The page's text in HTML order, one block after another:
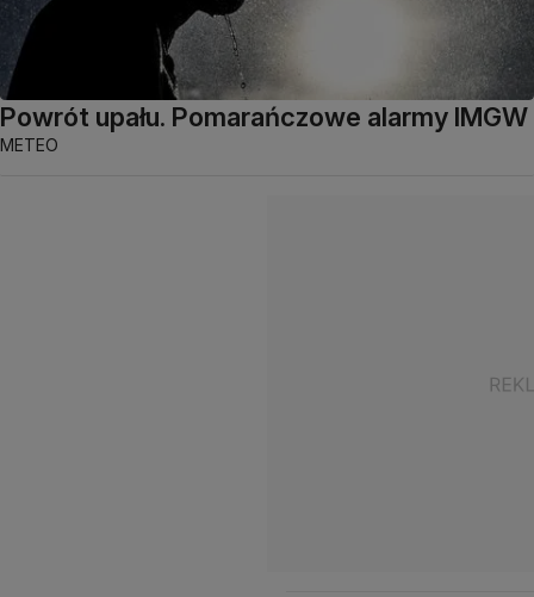
Powrót upału. Pomarańczowe alarmy IMGW
METEO